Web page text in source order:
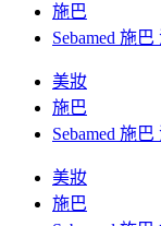
施巴
Sebamed 施
美妝
施巴
Sebamed 施
美妝
施巴